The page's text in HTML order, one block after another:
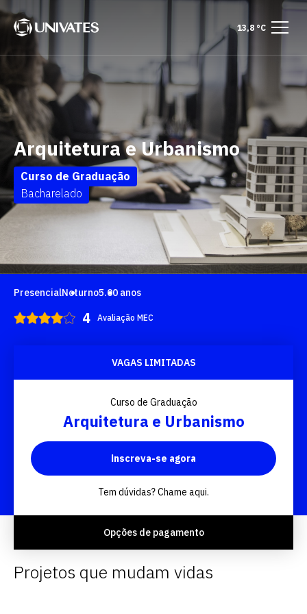
13,8 °C
Arquitetura e Urbanismo
Curso de Graduação
Bacharelado
PresencialNoturno5.00 anos
Avaliação MEC
VAGAS LIMITADAS
Curso de Graduação
Arquitetura e Urbanismo
inscreva-se agora
Tem dúvidas? Chame aqui.
Opções de pagamento
Projetos que mudam vidas